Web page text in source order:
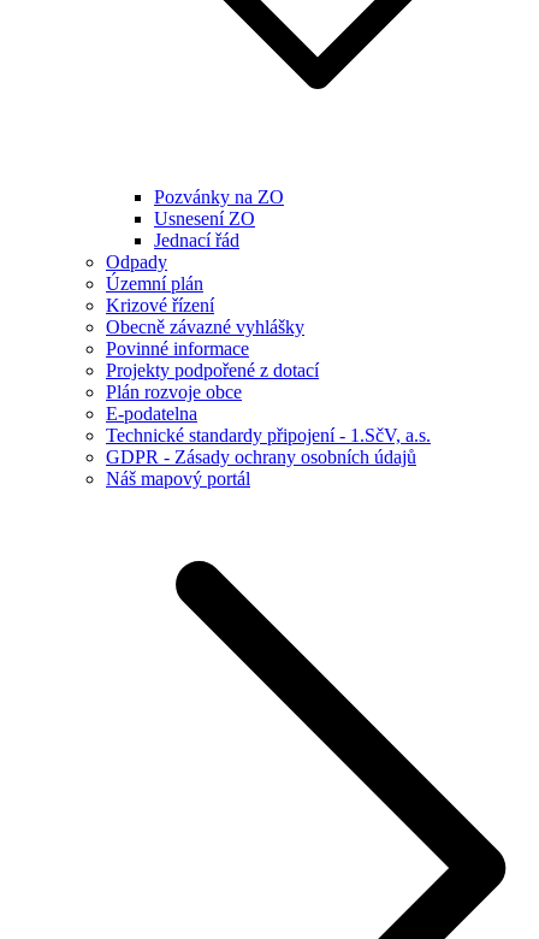
Pozvánky na ZO
Usnesení ZO
Jednací řád
Odpady
Územní plán
Krizové řízení
Obecně závazné vyhlášky
Povinné informace
Projekty podpořené z dotací
Plán rozvoje obce
E-podatelna
Technické standardy připojení - 1.SčV, a.s.
GDPR - Zásady ochrany osobních údajů
Náš mapový portál